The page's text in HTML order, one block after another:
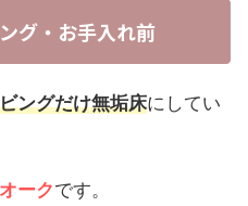
グ・お手入れ前
ングだけ無垢床にしてい
ークです。